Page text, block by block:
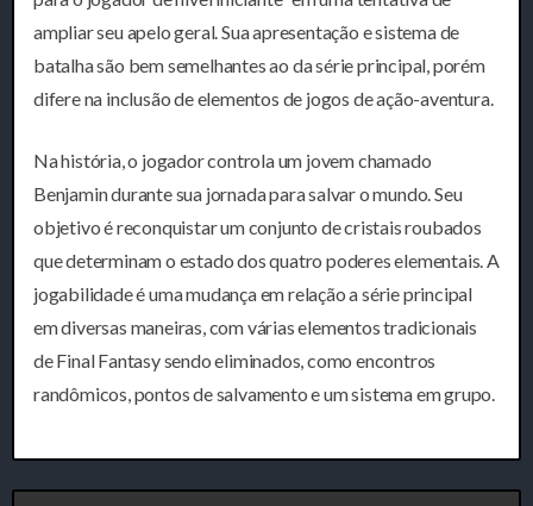
ampliar seu apelo geral. Sua apresentação e sistema de
batalha são bem semelhantes ao da série principal, porém
difere na inclusão de elementos de jogos de ação-aventura.
Na história, o jogador controla um jovem chamado
Benjamin durante sua jornada para salvar o mundo. Seu
objetivo é reconquistar um conjunto de cristais roubados
que determinam o estado dos quatro poderes elementais. A
jogabilidade é uma mudança em relação a série principal
em diversas maneiras, com várias elementos tradicionais
de Final Fantasy sendo eliminados, como encontros
randômicos, pontos de salvamento e um sistema em grupo.